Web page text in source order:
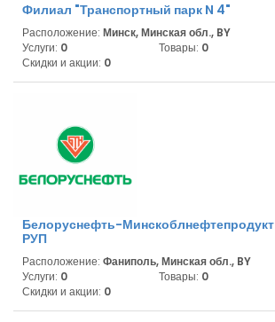
Филиал "Транспортный парк N 4"
Расположение: Минск, Минская обл., BY
Услуги: 0 Товары: 0
Скидки и акции: 0
Белоруснефть-Минскоблнефтепродукт
РУП
Расположение: Фаниполь, Минская обл., BY
Услуги: 0 Товары: 0
Скидки и акции: 0